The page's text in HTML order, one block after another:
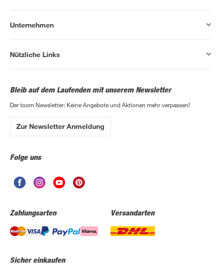
Unternehmen
Nützliche Links
Bleib auf dem Laufenden mit unserem Newsletter
Der toom Newsletter: Keine Angebote und Aktionen mehr verpassen!
Zur Newsletter Anmeldung
Folge uns
Zahlungsarten Versandarten
Sicher einkaufen